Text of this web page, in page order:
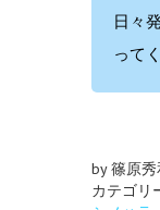
日々
って
by 篠原秀
カテゴリ